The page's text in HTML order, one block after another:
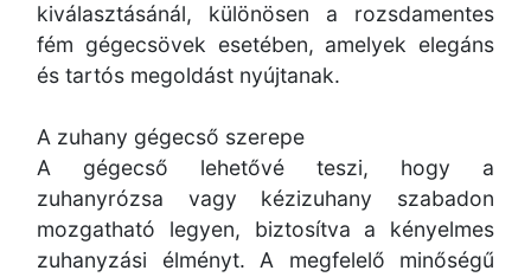
kiválasztásánál, különösen a rozsdamentes
fém gégecsövek esetében, amelyek elegáns
és tartós megoldást nyújtanak.
A zuhany gégecső szerepe
A gégecső lehetővé teszi, hogy a
zuhanyrózsa vagy kézizuhany szabadon
mozgatható legyen, biztosítva a kényelmes
zuhanyzási élményt. A megfelelő minőségű